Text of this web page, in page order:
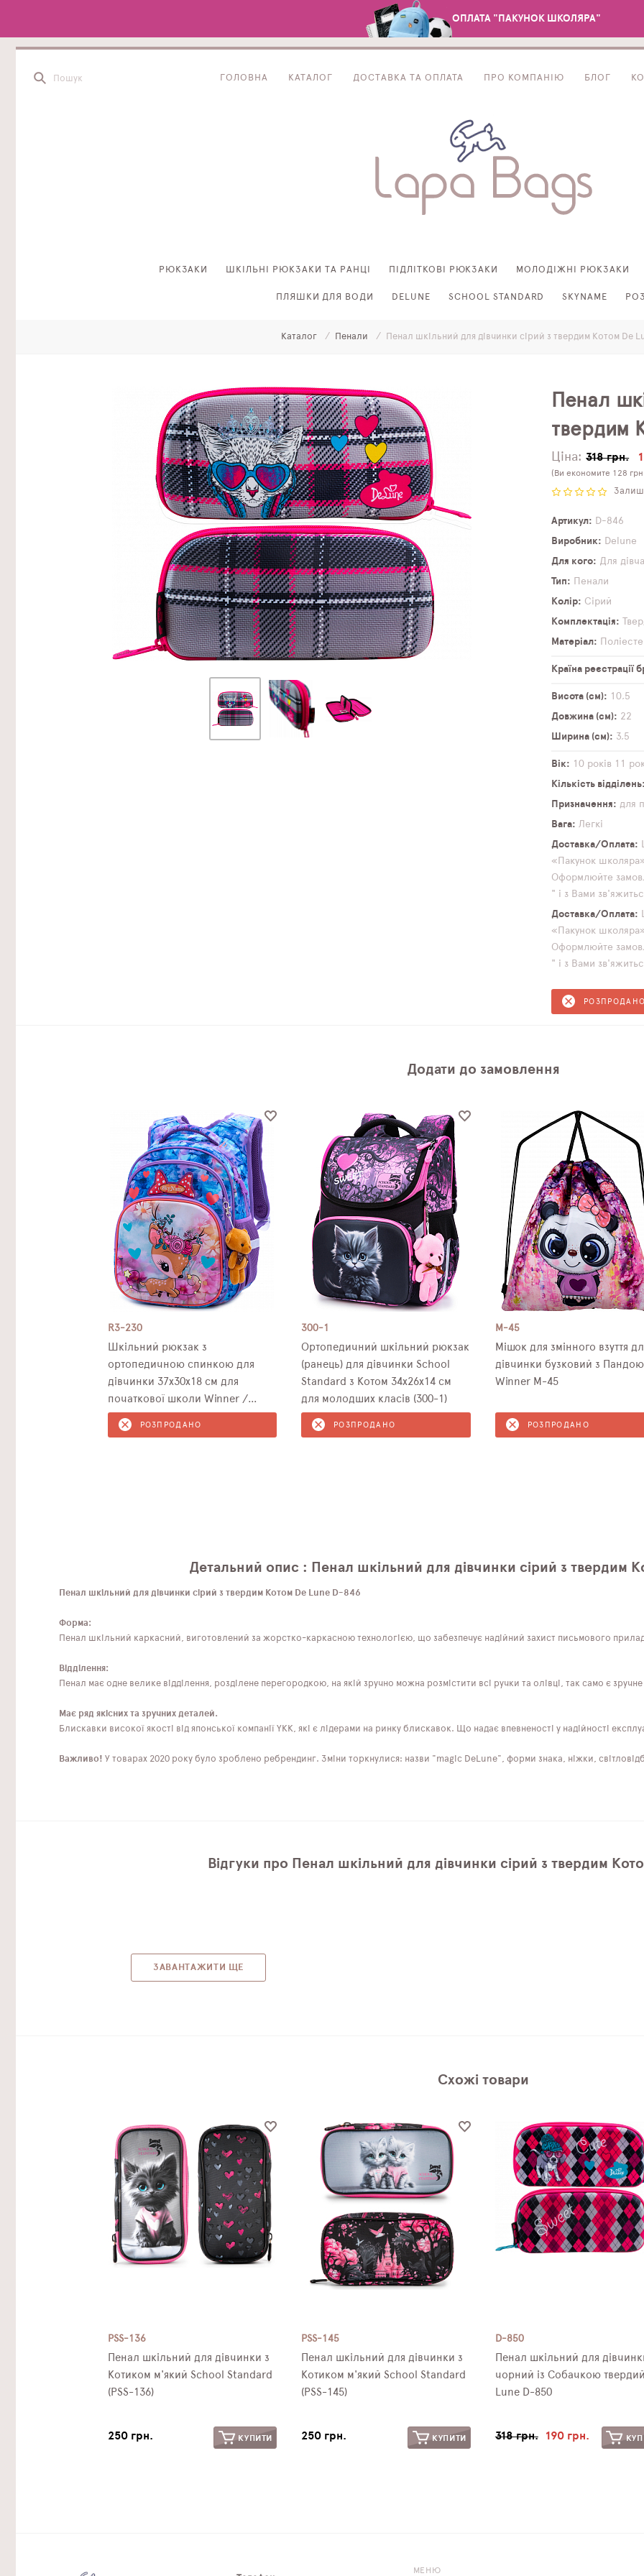
ОПЛАТА "ПАКУНОК ШКОЛЯРА"
ГОЛОВНА КАТАЛОГ ДОСТАВКА ТА ОПЛАТА ПРО КОМПАНІЮ БЛОГ
РЮКЗАКИ ШКІЛЬНІ РЮКЗАКИ ТА РАНЦІ ПІДЛІТКОВІ РЮКЗАКИ МОЛОДІЖНІ РЮКЗАКИ
ПЛЯШКИ ДЛЯ ВОДИ DELUNE SCHOOL STANDARD SKYNAME
Каталог Пенали Пенал шкільний для дівчинки сірий з твердим Котом De
Пенал
твердим
Ціна: 318 грн.
(Ви економите 128
Артикул
D-846
Виробник
Delune
Для кого
Для
Тип
Пенали
Колір
Сірий
Комплектація
Матеріал
Країна реєстрації
Висота (см)
10,5
Довжина (см)
22
Ширина (см)
3,5
Вік 10 років 11
Кількість відділень
Призначення
для
Вага
Легкі
Доставка/Оплата
«Пакунок школяра»
Оформлюйте
" і з Вами
Доставка/Оплата
«Пакунок школяра»
Оформлюйте
" і з Вами
Додати до замовлення
R3-230
Шкільний рюкзак з
ортопедичною спинкою для
дівчинки 37х30х18 см для
початкової школи Winner /
SkyName R3-230
РОЗПРОДАНО
300-1
Ортопедичний шкільний рюкзак
(ранець) для дівчинки School
Standard з Котом 34х26х14 см
для молодших класів (300-1)
РОЗПРОДАНО
M-45
Мішок для змінного взуття
дівчинки бузковий з Пандою
Winner M-45
РОЗПРОДАНО
Детальний опис : Пенал шкільний для дівчинки сірий з твердим
Пенал шкільний для дівчинки сірий з твердим Котом De Lune D-846
Форма:
Пенал шкільний каркасний, виготовлений за жорстко-каркасною технологією, що забезпечує надійний захист письмового
Відділення:
Пенал має одне велике відділення, розділене перегородкою, на якій зручно можна розмістити всі ручки та олівці, так само є зручне
Має ряд якісних та зручних деталей.
Блискавки високої якості від японської компанії YKK, які є лідерами на ринку блискавок. Що надає впевненості у надійності
Важливо! У товарах 2020 року було зроблено ребрендинг. Зміни торкнулися: назви "magic DeLune", форми знака, ніжки,
Відгуки про Пенал шкільний для дівчинки сірий з твердим
ЗАВАНТАЖИТИ ЩЕ
Схожі товари
PSS-136
Пенал шкільний для дівчинки з
Котиком м'який School Standard
(PSS-136)
250 грн. КУПИТИ
PSS-145
Пенал шкільний для дівчинки з
Котиком м'який School Standard
(PSS-145)
250 грн. КУПИТИ
D-850
Пенал шкільний для
чорний із Собачкою
Lune D-850
318 грн. 190 грн.
МЕНЮ